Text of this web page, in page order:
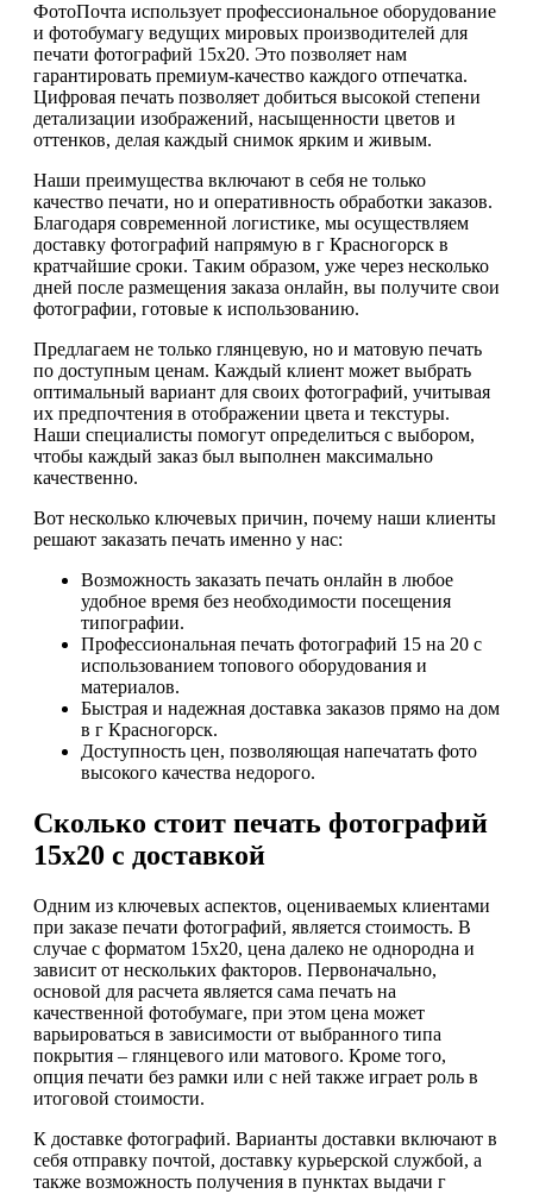
ФотоПочта использует профессиональное оборудование
и фотобумагу ведущих мировых производителей для
печати фотографий 15х20. Это позволяет нам
гарантировать премиум-качество каждого отпечатка.
Цифровая печать позволяет добиться высокой степени
детализации изображений, насыщенности цветов и
оттенков, делая каждый снимок ярким и живым.
Наши преимущества включают в себя не только
качество печати, но и оперативность обработки заказов.
Благодаря современной логистике, мы осуществляем
доставку фотографий напрямую в г Красногорск в
кратчайшие сроки. Таким образом, уже через несколько
дней после размещения заказа онлайн, вы получите свои
фотографии, готовые к использованию.
Предлагаем не только глянцевую, но и матовую печать
по доступным ценам. Каждый клиент может выбрать
оптимальный вариант для своих фотографий, учитывая
их предпочтения в отображении цвета и текстуры.
Наши специалисты помогут определиться с выбором,
чтобы каждый заказ был выполнен максимально
качественно.
Вот несколько ключевых причин, почему наши клиенты
решают заказать печать именно у нас:
Возможность заказать печать онлайн в любое
удобное время без необходимости посещения
типографии.
Профессиональная печать фотографий 15 на 20 с
использованием топового оборудования и
материалов.
Быстрая и надежная доставка заказов прямо на дом
в г Красногорск.
Доступность цен, позволяющая напечатать фото
высокого качества недорого.
Сколько стоит печать фотографий
15х20 с доставкой
Одним из ключевых аспектов, оцениваемых клиентами
при заказе печати фотографий, является стоимость. В
случае с форматом 15х20, цена далеко не однородна и
зависит от нескольких факторов. Первоначально,
основой для расчета является сама печать на
качественной фотобумаге, при этом цена может
варьироваться в зависимости от выбранного типа
покрытия – глянцевого или матового. Кроме того,
опция печати без рамки или с ней также играет роль в
итоговой стоимости.
К доставке фотографий. Варианты доставки включают в
себя отправку почтой, доставку курьерской службой, а
также возможность получения в пунктах выдачи г